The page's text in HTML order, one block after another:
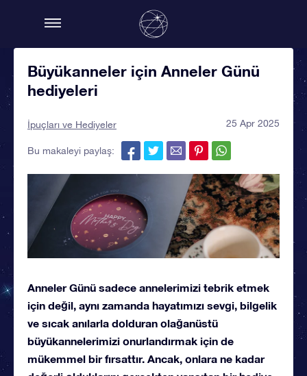
Büyükanneler için Anneler Günü
hediyeleri
İpuçları ve Hediyeler 25 Apr 2025
Bu makaleyi paylaş:
Anneler Günü sadece annelerimizi tebrik etmek
için değil, aynı zamanda hayatımızı sevgi, bilgelik
ve sıcak anılarla dolduran olağanüstü
büyükannelerimizi onurlandırmak için de
mükemmel bir fırsattır. Ancak, onlara ne kadar